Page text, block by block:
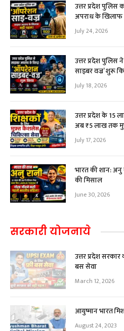
उत्तर प्रदेश पुलिस
अपराध के खिलाफ
July 24, 2026
उत्तर प्रदेश पुलिस
साइबर वज्र’ शुरू
July 18, 2026
उत्तर प्रदेश के 15
अब ₹5 लाख तक
July 17, 2026
भारत की शान:
की मिसाल
June 30, 2026
सरकारी योजनाये
उत्तर प्रदेश
बस सेवा
March 12, 2026
आयुष्मान भारत
August 24, 2023